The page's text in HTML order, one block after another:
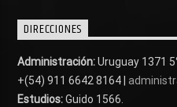
DIRECCIONES
Administración:Uruguay 1371
+(54) 911 6642 8164 |
Estudios:Guido 1566.